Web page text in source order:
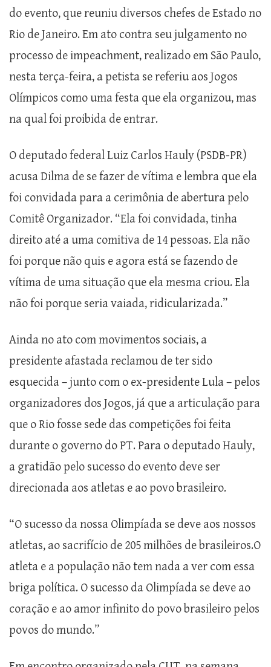
do evento, que reuniu diversos chefes de Estado no
Rio de Janeiro. Em ato contra seu julgamento no
processo de impeachment, realizado em São Paulo,
nesta terça-feira, a petista se referiu aos Jogos
Olímpicos como uma festa que ela organizou, mas
na qual foi proibida de entrar.
O deputado federal Luiz Carlos Hauly (PSDB-PR)
acusa Dilma de se fazer de vítima e lembra que ela
foi convidada para a cerimônia de abertura pelo
Comitê Organizador. “Ela foi convidada, tinha
direito até a uma comitiva de 14 pessoas. Ela não
foi porque não quis e agora está se fazendo de
vítima de uma situação que ela mesma criou. Ela
não foi porque seria vaiada, ridicularizada.”
Ainda no ato com movimentos sociais, a
presidente afastada reclamou de ter sido
esquecida – junto com o ex-presidente Lula – pelos
organizadores dos Jogos, já que a articulação para
que o Rio fosse sede das competições foi feita
durante o governo do PT. Para o deputado Hauly,
a gratidão pelo sucesso do evento deve ser
direcionada aos atletas e ao povo brasileiro.
“O sucesso da nossa Olimpíada se deve aos nossos
atletas, ao sacrifício de 205 milhões de brasileiros.O
atleta e a população não tem nada a ver com essa
briga política. O sucesso da Olimpíada se deve ao
coração e ao amor infinito do povo brasileiro pelos
povos do mundo.”